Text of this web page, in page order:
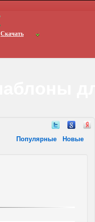
Скачать
Популярные Новые